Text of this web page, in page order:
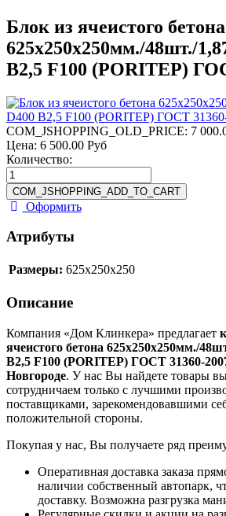
Блок из ячеистого бетона
625х250х250мм./48шт./
B2,5 F100 (PORITEP)
COM_JSHOPPING_OLD_PRICE: 7
Цена: 6 500.00 Руб
Количество:
Оформить
Атрибуты
Размеры: 625x250x250
Описание
Компания «Дом Клинкера» предлагает
ячеистого бетона 625х250х250мм./
B2,5 F100 (PORITEP) ГОСТ 31360-
Новгороде. У нас Вы найдете товары
сотрудничаем только с лучшими
поставщиками, зарекомендовавшими
положительной стороны.
Покупая у нас, Вы получаете ряд
Оперативная доставка заказа
наличии собственный автопарк,
доставку. Возможна разгрузка